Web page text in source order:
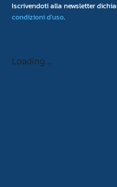
Iscrivendoti alla newsletter
condizioni d'uso.
Loading...